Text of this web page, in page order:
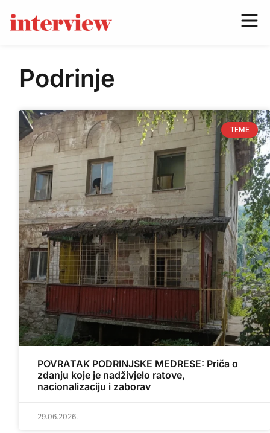
Podrinje
TEME
POVRATAK PODRINJSKE MEDRESE: Priča o
zdanju koje je nadživjelo ratove,
nacionalizaciju i zaborav
29.06.2026.